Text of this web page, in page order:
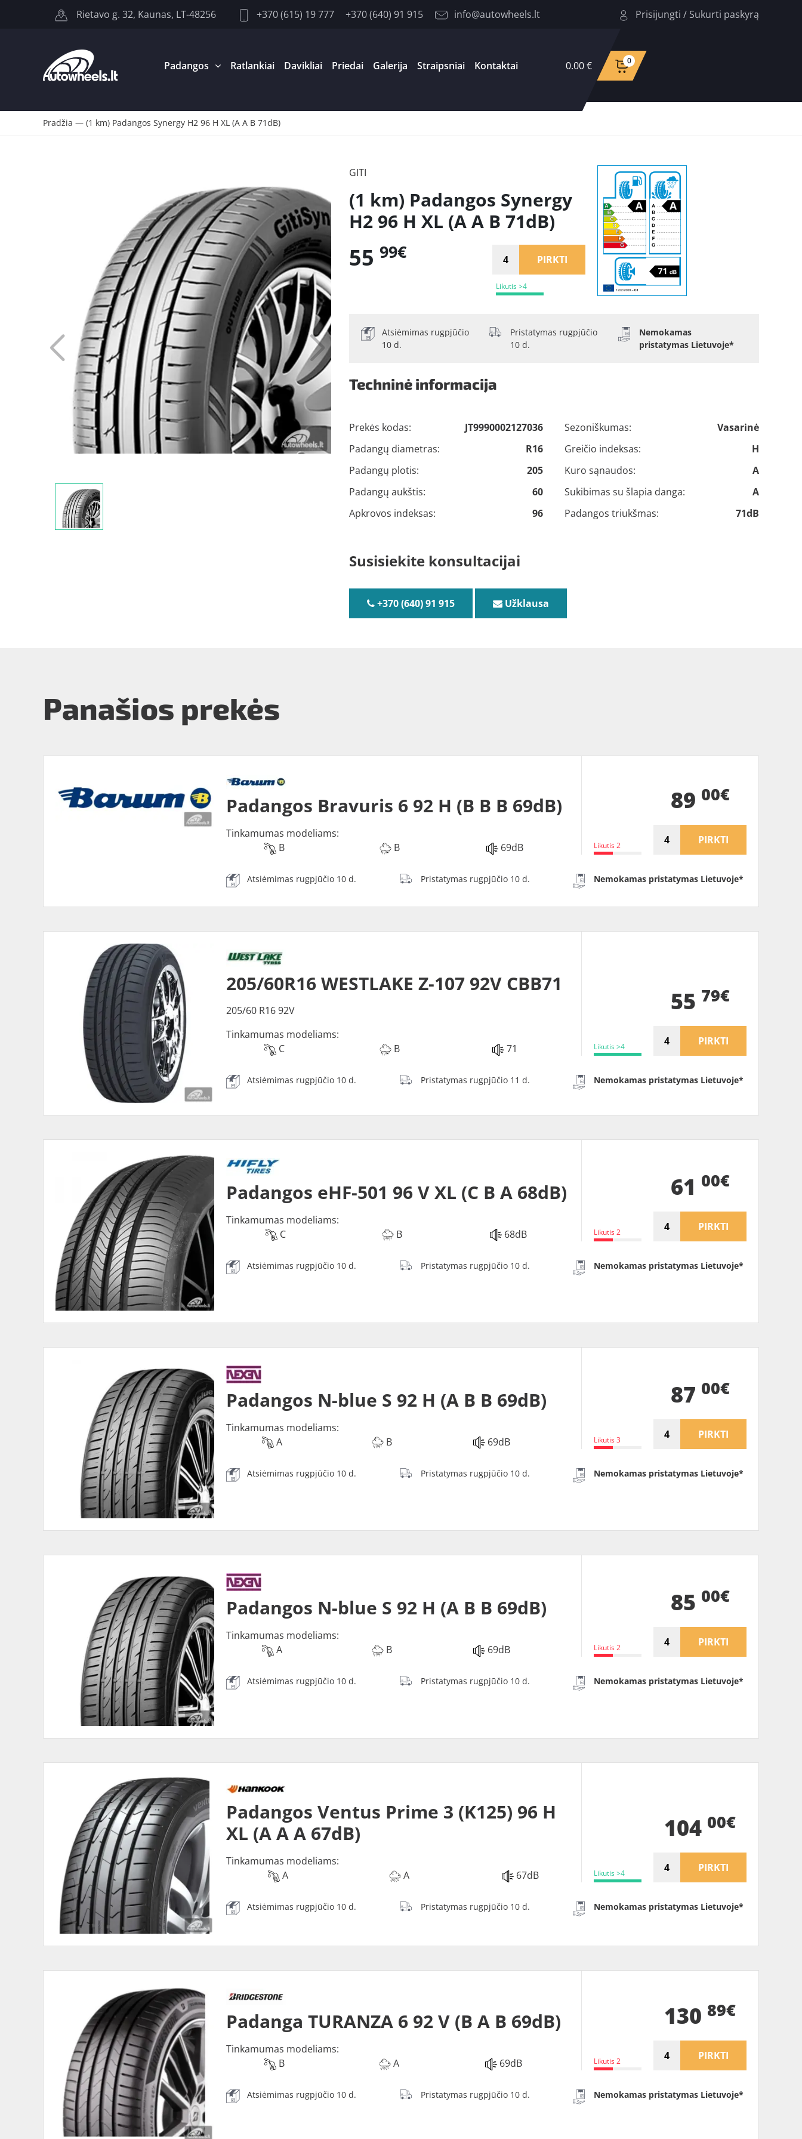
Rietavo g. 32, Kaunas, LT-48256 +370 (615) 19 777 +370 (640) 91 915 info@autowheels.lt Prisijungti / Sukurti paskyrą
Padangos Ratlankiai Davikliai Priedai Galerija Straipsniai Kontaktai 0.00 € 0
Pradžia — (1 km) Padangos Synergy H2 96 H XL (A A B 71dB)
GITI
(1 km) Padangos Synergy
H2 96 H XL (A A B 71dB)
Likutis >4
55 99€ PIRKTI
Atsiėmimas rugpjūčio
10 d.
Pristatymas rugpjūčio
10 d.
Nemokamas
pristatymas Lietuvoje*
Techninė informacija
Prekės kodas:
JT9990002127036
Padangų diametras:
R16
Padangų plotis:
205
Padangų aukštis:
60
Apkrovos indeksas:
96
Sezoniškumas:
Vasarinė
Greičio indeksas:
H
Kuro sąnaudos:
A
Sukibimas su šlapia danga:
A
Padangos triukšmas:
71dB
Susisiekite konsultacijai
+370 (640) 91 915 Užklausa
Panašios prekės
Padangos Bravuris 6 92 H (B B B 69dB)
Tinkamumas modeliams:
B
B 69dB Likutis 2
89 00€
PIRKTI
Atsiėmimas rugpjūčio 10 d. Pristatymas rugpjūčio 10 d. Nemokamas pristatymas Lietuvoje*
205/60R16 WESTLAKE Z-107 92V CBB71
205/60 R16 92V
Tinkamumas modeliams:
C
B 71 Likutis >4
55 79€
PIRKTI
Atsiėmimas rugpjūčio 10 d. Pristatymas rugpjūčio 11 d. Nemokamas pristatymas Lietuvoje*
Padangos eHF-501 96 V XL (C B A 68dB)
Tinkamumas modeliams:
C
B 68dB Likutis 2
61 00€
PIRKTI
Atsiėmimas rugpjūčio 10 d. Pristatymas rugpjūčio 10 d. Nemokamas pristatymas Lietuvoje*
Padangos N-blue S 92 H (A B B 69dB)
Tinkamumas modeliams:
A
B 69dB Likutis 3
87 00€
PIRKTI
Atsiėmimas rugpjūčio 10 d. Pristatymas rugpjūčio 10 d. Nemokamas pristatymas Lietuvoje*
Padangos N-blue S 92 H (A B B 69dB)
Tinkamumas modeliams:
A
B 69dB Likutis 2
85 00€
PIRKTI
Atsiėmimas rugpjūčio 10 d. Pristatymas rugpjūčio 10 d. Nemokamas pristatymas Lietuvoje*
Padangos Ventus Prime 3 (K125) 96 H
XL (A A A 67dB)
Tinkamumas modeliams:
A
A 67dB Likutis >4
104 00€
PIRKTI
Atsiėmimas rugpjūčio 10 d. Pristatymas rugpjūčio 10 d. Nemokamas pristatymas Lietuvoje*
Padanga TURANZA 6 92 V (B A B 69dB)
Tinkamumas modeliams:
B
A 69dB Likutis 2
130 89€
PIRKTI
Atsiėmimas rugpjūčio 10 d. Pristatymas rugpjūčio 10 d. Nemokamas pristatymas Lietuvoje*